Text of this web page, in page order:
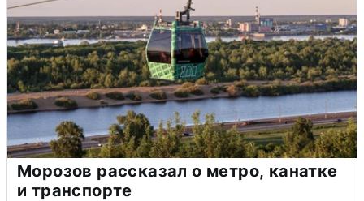
Морозов рассказал о метро, канатке
и транспорте